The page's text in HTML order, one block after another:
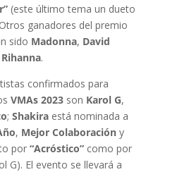
(este último tema un dueto
ganadores del premio
sido Madonna, David
Rihanna.
confirmados para
VMAs 2023son Karol G,
; Shakiraestá nominada a
, Mejor Colaboracióny
por “Acróstico”como por
G). El evento se llevará a